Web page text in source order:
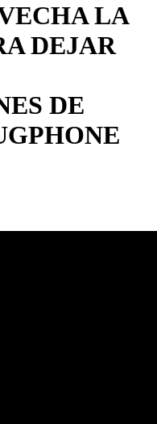
LA
DEJAR
DE